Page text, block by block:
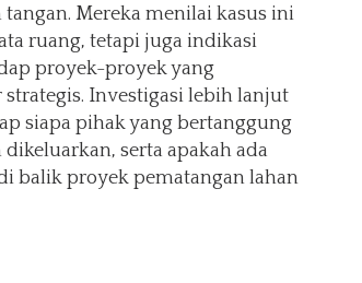
Mereka menilai kasus ini
ruang, tetapi juga indikasi
proyek-proyek yang
Investigasi lebih lanjut
siapa pihak yang bertanggung
serta apakah ada
balik proyek pematangan lahan